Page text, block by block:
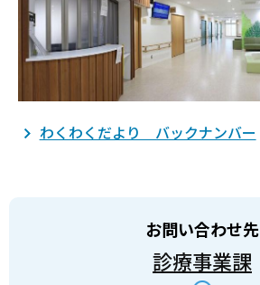
わくわくだより バックナンバー
お問い合わせ先
診療事業課